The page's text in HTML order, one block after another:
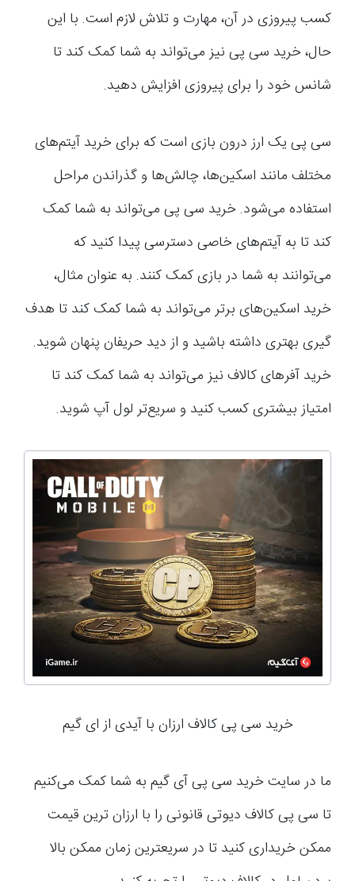
کسب پیروزی در آن، مهارت و تلاش لازم است. با این
حال، خرید سی پی نیز می‌تواند به شما کمک کند تا
شانس خود را برای پیروزی افزایش دهید.
سی پی یک ارز درون بازی است که برای خرید آیتم‌های
مختلف مانند اسکین‌ها، چالش‌ها و گذراندن مراحل
استفاده می‌شود. خرید سی پی می‌تواند به شما کمک
کند تا به آیتم‌های خاصی دسترسی پیدا کنید که
می‌توانند به شما در بازی کمک کنند. به عنوان مثال،
خرید اسکین‌های برتر می‌تواند به شما کمک کند تا هدف
گیری بهتری داشته باشید و از دید حریفان پنهان شوید.
خرید آفرهای کالاف نیز می‌تواند به شما کمک کند تا
امتیاز بیشتری کسب کنید و سریع‌تر لول آپ شوید.
خرید سی پی کالاف ارزان با آیدی از ای گیم
ما در سایت خرید سی پی آی گیم به شما کمک می‌کنیم
تا سی پی کالاف دیوتی قانونی را با ارزان ترین قیمت
ممکن خریداری کنید تا در سریعترین زمان ممکن بالا